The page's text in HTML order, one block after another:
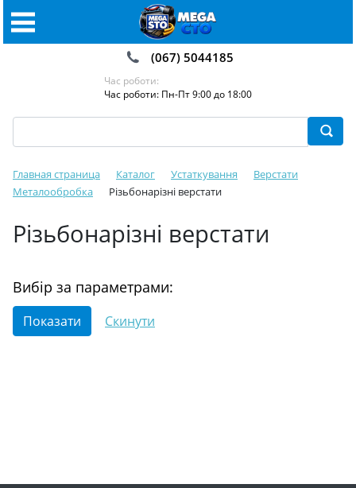
(067) 5044185
Час роботи:
Час роботи: Пн-Пт 9:00 до 18:00
Главная страница Каталог Устаткування
Верстати
Металообробка
Різьбонарізні верстати
Різьбонарізні верстати
Вибір за параметрами: